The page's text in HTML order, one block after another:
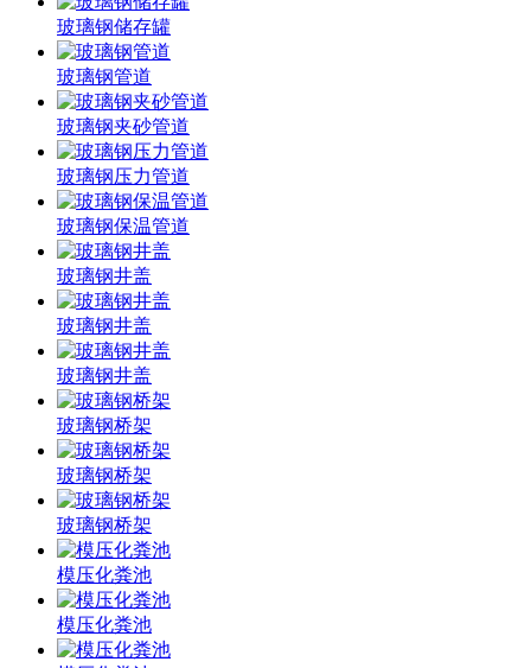
玻璃钢储存罐
玻璃钢管道
玻璃钢夹砂管道
玻璃钢压力管道
玻璃钢保温管道
玻璃钢井盖
玻璃钢井盖
玻璃钢井盖
玻璃钢桥架
玻璃钢桥架
玻璃钢桥架
模压化粪池
模压化粪池